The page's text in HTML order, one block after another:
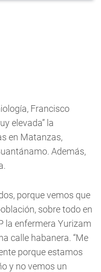
Francisco
elevada” la
en Matanzas,
Además,
porque vemos que
sobre todo en
la enfermera Yurizam
calle habanera. “Me
porque estamos
y no vemos un